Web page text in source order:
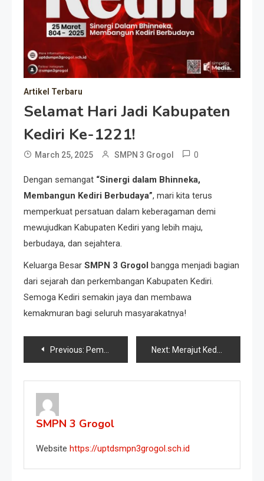
Artikel Terbaru
Selamat Hari Jadi Kabupaten
Kediri Ke-1221!
March 25, 2025 SMPN 3 Grogol 0
Dengan semangat “Sinergi dalam Bhinneka,
Membangun Kediri Berbudaya”, mari kita terus
memperkuat persatuan dalam keberagaman demi
mewujudkan Kabupaten Kediri yang lebih maju,
berbudaya, dan sejahtera.
Keluarga Besar SMPN 3 Grogol bangga menjadi bagian
dari sejarah dan perkembangan Kabupaten Kediri.
Semoga Kediri semakin jaya dan membawa
kemakmuran bagi seluruh masyarakatnya!
Previous: Pemeriksaan Kesehatan Gratis (PKG): Wujud Kepedulian terhadap Kesehatan Guru! Next: Merajut Kedamaian di Hari Raya Nyepi
SMPN 3 Grogol
Website https://uptdsmpn3grogol.sch.id